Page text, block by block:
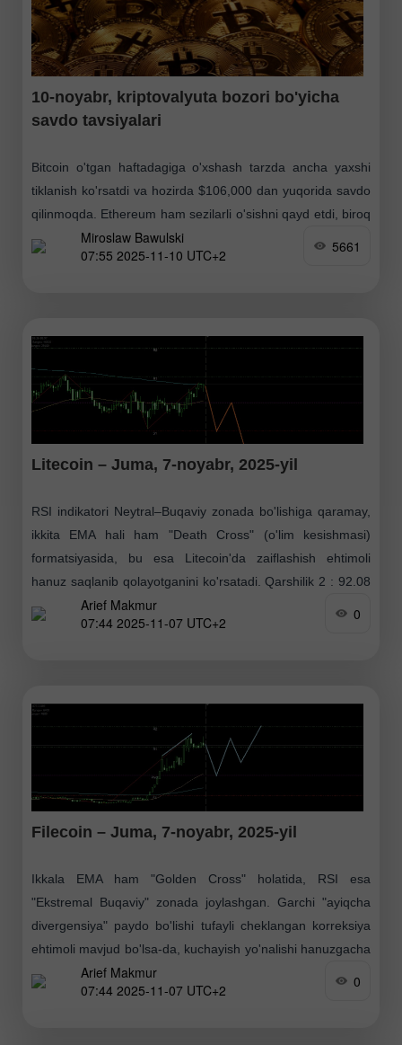
10-noyabr, kriptovalyuta bozori bo'yicha
savdo tavsiyalari
Bitcoin o'tgan haftadagiga o'xshash tarzda ancha yaxshi
tiklanish ko'rsatdi va hozirda $106,000 dan yuqorida savdo
qilinmoqda. Ethereum ham sezilarli o'sishni qayd etdi, biroq
bozorning buqa bosqichiga qaytgani haqida gapirish hali
Miroslaw Bawulski
07:55 2025-11-10 UTC+2
5661
Litecoin – Juma, 7-noyabr, 2025-yil
RSI indikatori Neytral–Buqaviy zonada bo'lishiga qaramay,
ikkita EMA hali ham "Death Cross" (o'lim kesishmasi)
formatsiyasida, bu esa Litecoin'da zaiflashish ehtimoli
hanuz saqlanib qolayotganini ko'rsatadi. Qarshilik 2 : 92.08
Qarshilik Arief Makmur
07:44 2025-11-07 UTC+2
0
Filecoin – Juma, 7-noyabr, 2025-yil
Ikkala EMA ham "Golden Cross" holatida, RSI esa
"Ekstremal Buqaviy" zonada joylashgan. Garchi "ayiqcha
divergensiya" paydo bo'lishi tufayli cheklangan korreksiya
ehtimoli mavjud bo'lsa-da, kuchayish yo'nalishi hanuzgacha
bu kriptovalyutada ustunlik qilayotganga
Arief Makmur
07:44 2025-11-07 UTC+2
0